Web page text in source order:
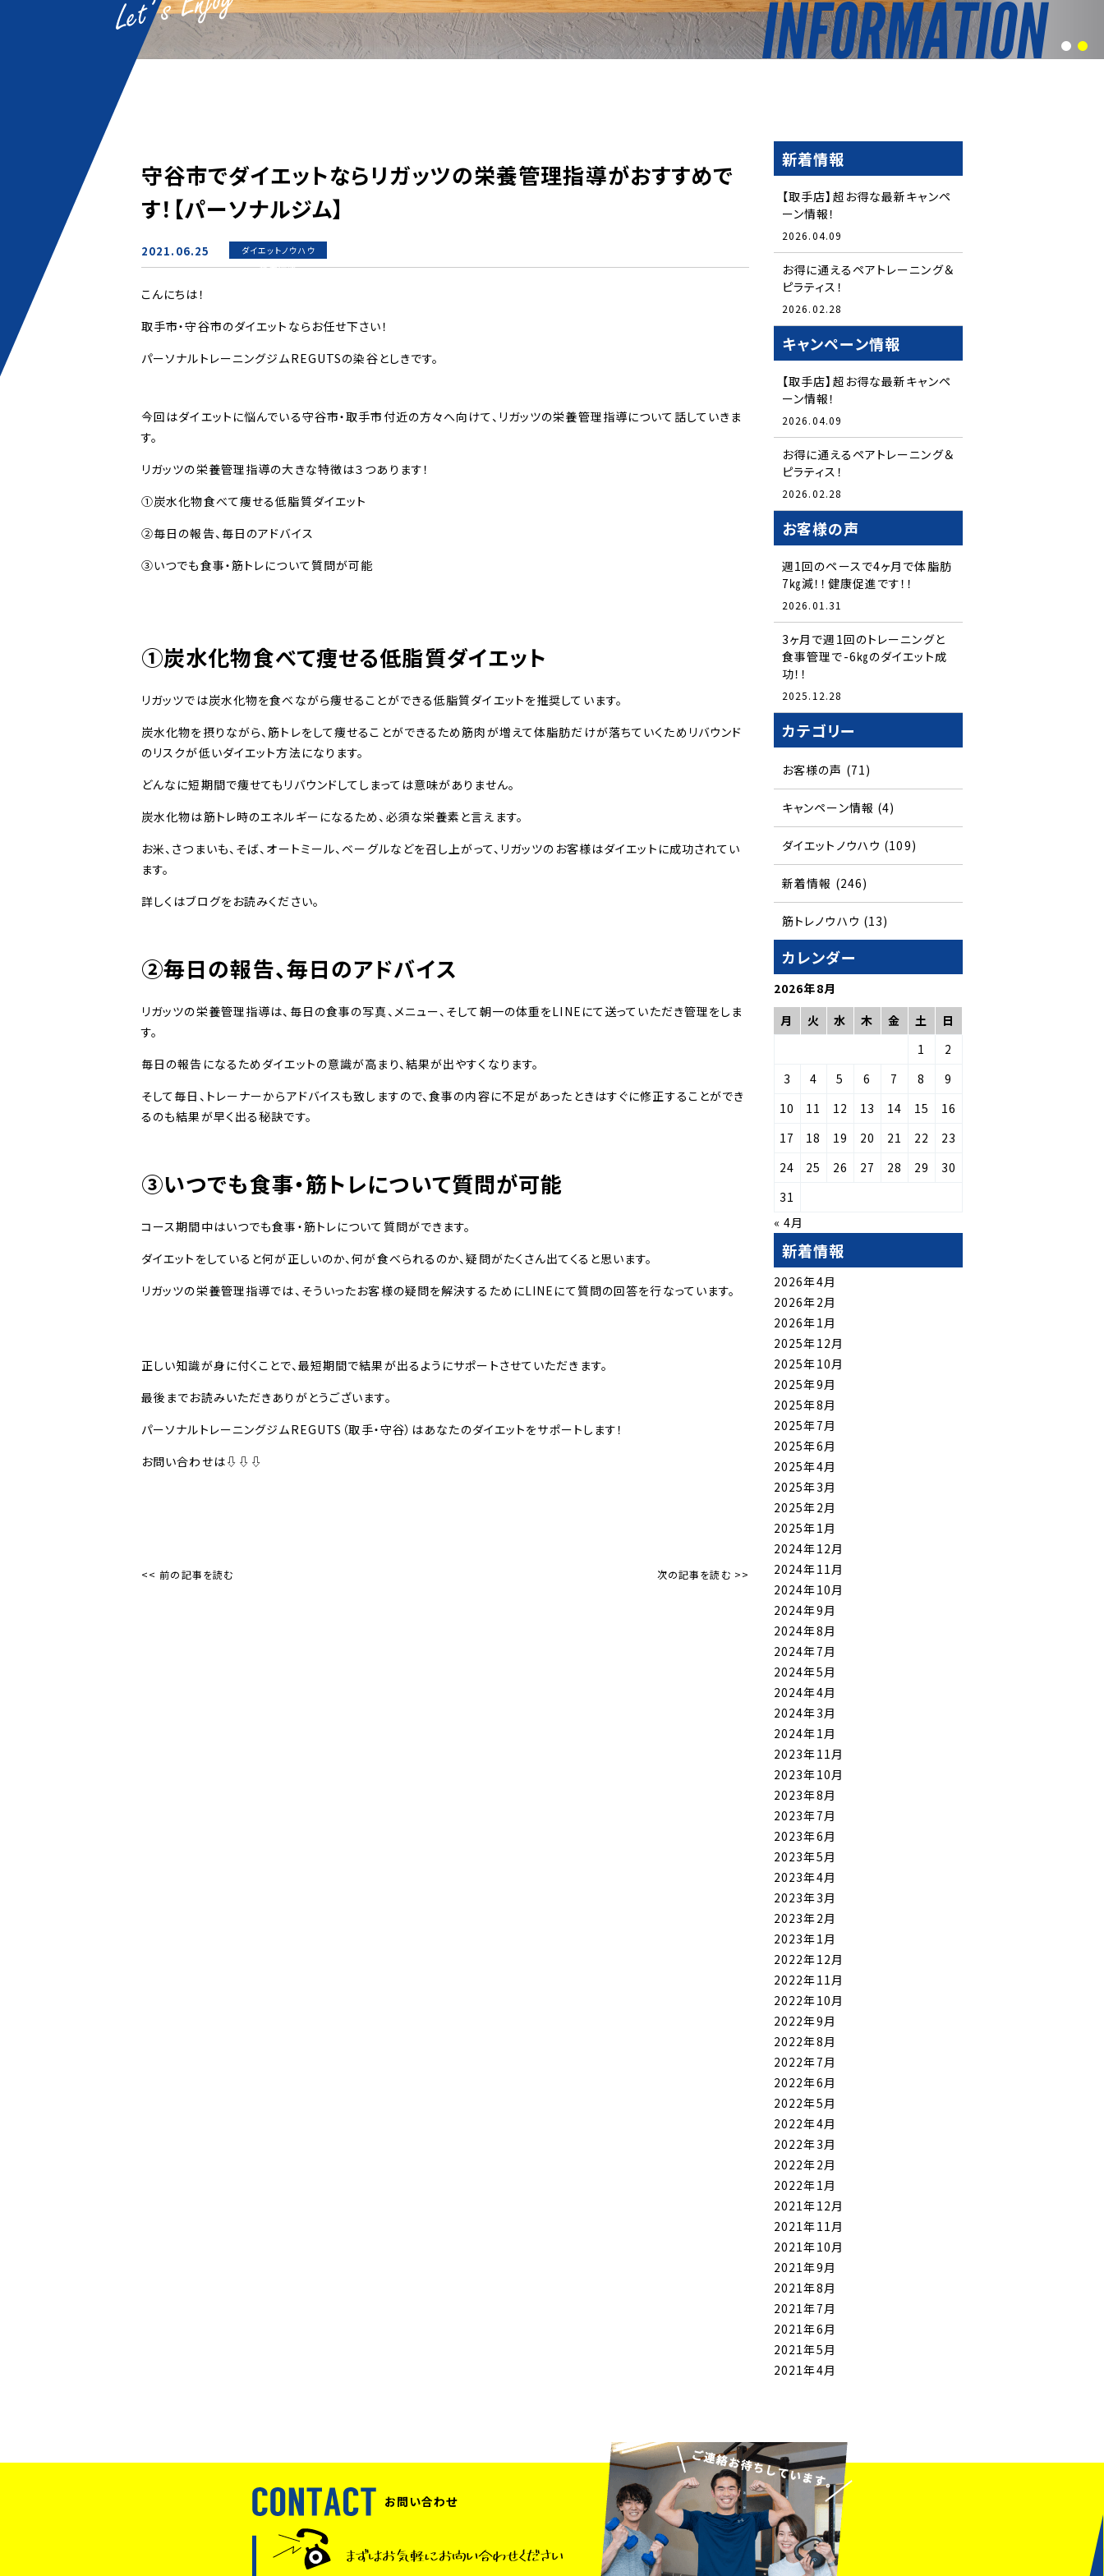
1 2
守谷市でダイエットならリガッツの栄養管理指導がおすすめで
す！【パーソナルジム】
2021.06.25
ダイエットノウハウ
新着情報
こんにちは！
取手市・守谷市のダイエットならお任せ下さい！
パーソナルトレーニングジムREGUTSの染谷としきです。
今回はダイエットに悩んでいる守谷市・取手市付近の方々へ向けて、リガッツの栄養管理指導について話していきま
す。
リガッツの栄養管理指導の大きな特徴は３つあります！
①炭水化物食べて痩せる低脂質ダイエット
②毎日の報告、毎日のアドバイス
③いつでも食事・筋トレについて質問が可能
①炭水化物食べて痩せる低脂質ダイエット
リガッツでは炭水化物を食べながら痩せることができる低脂質ダイエットを推奨しています。
炭水化物を摂りながら、筋トレをして痩せることができるため筋肉が増えて体脂肪だけが落ちていくためリバウンド
のリスクが低いダイエット方法になります。
どんなに短期間で痩せてもリバウンドしてしまっては意味がありません。
炭水化物は筋トレ時のエネルギーになるため、必須な栄養素と言えます。
お米、さつまいも、そば、オートミール、ベーグルなどを召し上がって、リガッツのお客様はダイエットに成功されてい
ます。
詳しくはブログをお読みください。
②毎日の報告、毎日のアドバイス
リガッツの栄養管理指導は、毎日の食事の写真、メニュー、そして朝一の体重をLINEにて送っていただき管理をしま
す。
毎日の報告になるためダイエットの意識が高まり、結果が出やすくなります。
そして毎日、トレーナーからアドバイスも致しますので、食事の内容に不足があったときはすぐに修正することができ
るのも結果が早く出る秘訣です。
③いつでも食事・筋トレについて質問が可能
コース期間中はいつでも食事・筋トレについて質問ができます。
ダイエットをしていると何が正しいのか、何が食べられるのか、疑問がたくさん出てくると思います。
リガッツの栄養管理指導では、そういったお客様の疑問を解決するためにLINEにて質問の回答を行なっています。
正しい知識が身に付くことで、最短期間で結果が出るようにサポートさせていただきます。
最後までお読みいただきありがとうございます。
パーソナルトレーニングジムREGUTS（取手・守谷）はあなたのダイエットをサポートします！
お問い合わせは⇩⇩⇩
<< 前の記事を読む 次の記事を読む >>
新着情報
【取手店】超お得な最新キャンペ
ーン情報！
2026.04.09
お得に通えるペアトレーニング＆
ピラティス！
2026.02.28
キャンペーン情報
【取手店】超お得な最新キャンペ
ーン情報！
2026.04.09
お得に通えるペアトレーニング＆
ピラティス！
2026.02.28
お客様の声
週1回のペースで4ヶ月で体脂肪
7㎏減！！健康促進です！！
2026.01.31
3ヶ月で週1回のトレーニングと
食事管理で-6㎏のダイエット成
功！！
2025.12.28
カテゴリー
お客様の声 (71)
キャンペーン情報 (4)
ダイエットノウハウ (109)
新着情報 (246)
筋トレノウハウ (13)
カレンダー
2026年8月
月
火 水 木 金 土
日
1
2
3
4 5 6 7 8
9
10
11 12 13 14 15
16
17
18 19 20 21 22
23
24
25 26 27 28 29
30
31
« 4月
新着情報
2026年4月
2026年2月
2026年1月
2025年12月
2025年10月
2025年9月
2025年8月
2025年7月
2025年6月
2025年4月
2025年3月
2025年2月
2025年1月
2024年12月
2024年11月
2024年10月
2024年9月
2024年8月
2024年7月
2024年5月
2024年4月
2024年3月
2024年1月
2023年11月
2023年10月
2023年8月
2023年7月
2023年6月
2023年5月
2023年4月
2023年3月
2023年2月
2023年1月
2022年12月
2022年11月
2022年10月
2022年9月
2022年8月
2022年7月
2022年6月
2022年5月
2022年4月
2022年3月
2022年2月
2022年1月
2021年12月
2021年11月
2021年10月
2021年9月
2021年8月
2021年7月
2021年6月
2021年5月
2021年4月
お問い合わせ